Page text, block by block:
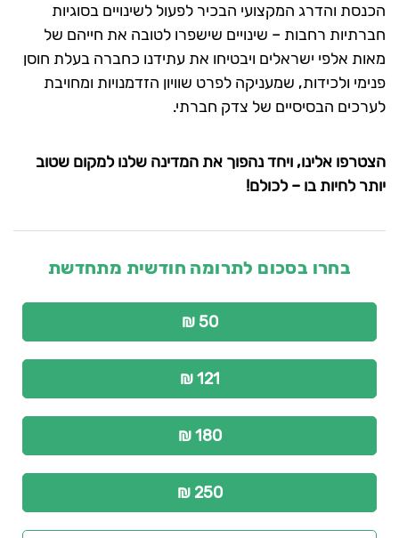
הכנסת והדרג המקצועי הבכיר לפעול לשינויים בסוגיות
חברתיות רחבות – שינויים שישפרו לטובה את חייהם של
מאות אלפי ישראלים ויבטיחו את עתידנו כחברה בעלת חוסן
פנימי ולכידות, שמעניקה לפרט שוויון הזדמנויות ומחויבת
לערכים הבסיסיים של צדק חברתי.
הצטרפו אלינו, ויחד נהפוך את המדינה שלנו למקום שטוב
יותר לחיות בו – לכולם!
בחרו בסכום לתרומה חודשית מתחדשת
50 ₪
121 ₪
180 ₪
250 ₪